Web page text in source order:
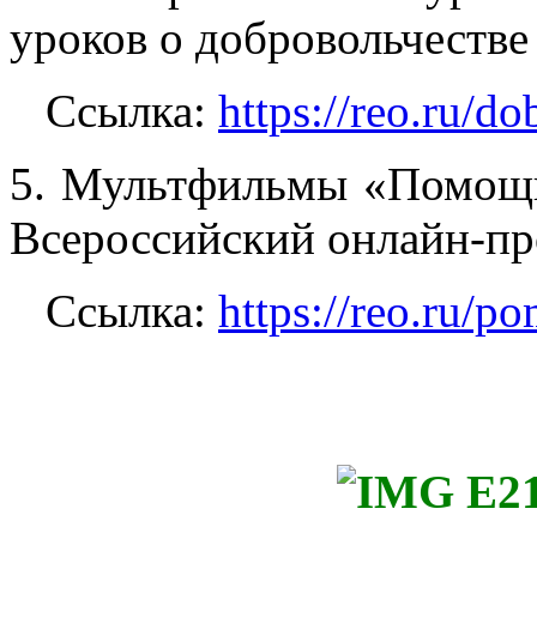
уроков о
Ссылка: https://reo.ru/
5. Мультфильмы
Всероссийский онлайн-
Ссылка: https://reo.ru/